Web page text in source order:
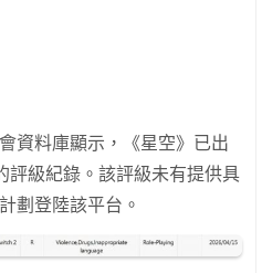
資料庫顯示，《星空》已出
評級紀錄。該評級未有提供具
劃登陸該平台。